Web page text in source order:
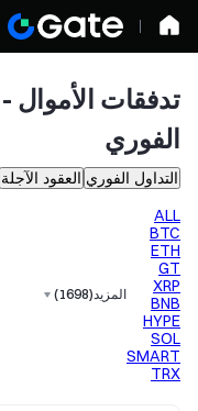
الفوري
التداول الفوري العقود الآجلة
ALL
BTC
ETH
GT
XRP
BNB
HYPE
SOL
SMART
TRX
المزيد(
1698
)